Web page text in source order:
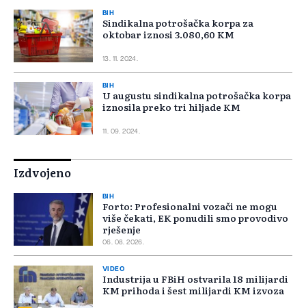
BIH
Sindikalna potrošačka korpa za
oktobar iznosi 3.080,60 KM
13. 11. 2024.
BIH
U augustu sindikalna potrošačka korpa
iznosila preko tri hiljade KM
11. 09. 2024.
Izdvojeno
BIH
Forto: Profesionalni vozači ne mogu
više čekati, EK ponudili smo provodivo
rješenje
06. 08. 2026.
VIDEO
Industrija u FBiH ostvarila 18 milijardi
KM prihoda i šest milijardi KM izvoza